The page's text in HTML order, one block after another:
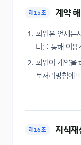
제15조 계약
회원은 언제든
터를 통해 이
회원이 계약을
보처리방침에
제16조 지식